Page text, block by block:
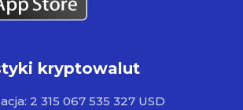
kryptowalut
2 315 067 535 327 USD